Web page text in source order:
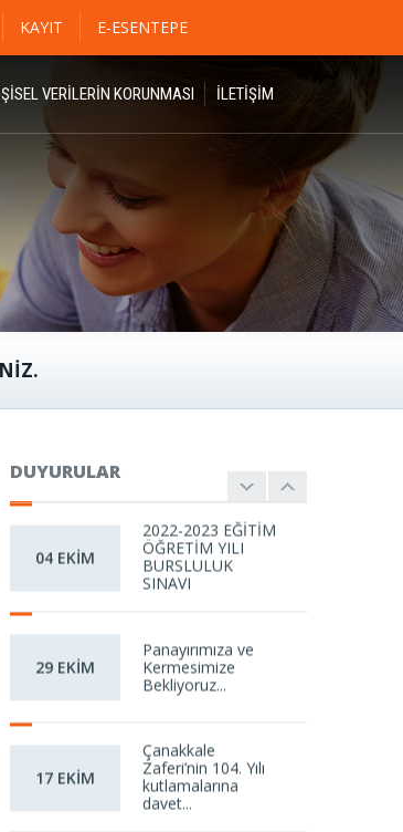
KAYIT E-ESENTEPE
VERİLERİN KORUNMASI İLETIŞIM
DUYURULAR
04 EKİM
2022-2023 EĞİTİM
ÖĞRETİM YILI
BURSLULUK
SINAVI
29 EKİM
Panayırımıza ve
Kermesimize
Bekliyoruz...
17 EKİM
Çanakkale
Zaferi’nin 104. Yılı
kutlamalarına
davet...